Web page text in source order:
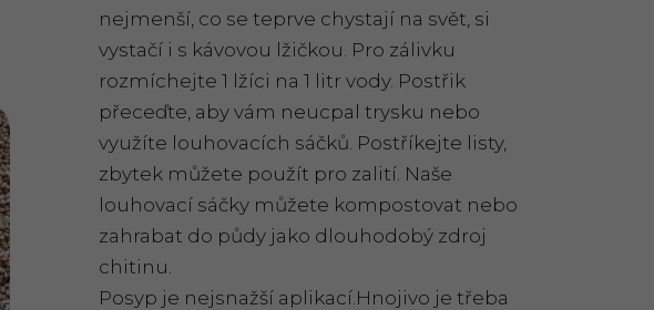
nejmenší, co se teprve chystají na svět, si
vystačí i s kávovou lžičkou. Pro zálivku
rozmíchejte 1 lžíci na 1 litr vody. Postřik
přeceďte, aby vám neucpal trysku nebo
využíte louhovacích sáčků. Postříkejte listy,
zbytek můžete použít pro zalití. Naše
louhovací sáčky můžete kompostovat nebo
zahrabat do půdy jako dlouhodobý zdroj
chitinu.
Posyp je nejsnažší aplikací.Hnojivo je třeba